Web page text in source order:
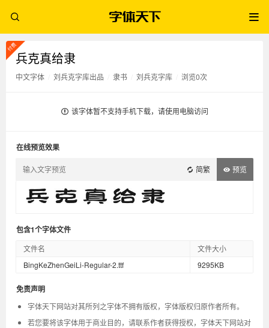
兵克真给隶
中文字体 刘兵克字库出品 隶书 刘兵克字库 浏览0次
该字体暂不支持手机下载，请使用电脑访问
在线预览效果
简繁 预览
包含1个字体文件
文件名
文件大小
BingKeZhenGeiLi-Regular-2.ttf
9295KB
免责声明
字体天下网站对其所列之字体不拥有版权，字体版权归原作者所有。
若您要将该字体用于商业目的，请联系作者获得授权，字体天下网站对